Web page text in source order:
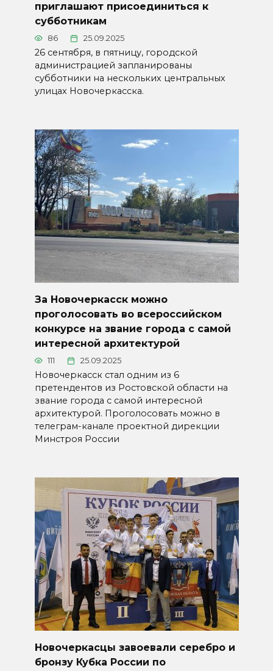
приглашают присоединиться к
субботникам
86 25.09.2025
26 сентября, в пятницу, городской
администрацией запланированы
субботники на нескольких центральных
улицах Новочеркасска.
За Новочеркасск можно
проголосовать во всероссийском
конкурсе на звание города с самой
интересной архитектурой
111 25.09.2025
Новочеркасск стал одним из 6
претендентов из Ростовской области на
звание города с самой интересной
архитектурой. Проголосовать можно в
телеграм-канале проектной дирекции
Минстроя России
Новочеркасцы завоевали серебро и
бронзу Кубка России по